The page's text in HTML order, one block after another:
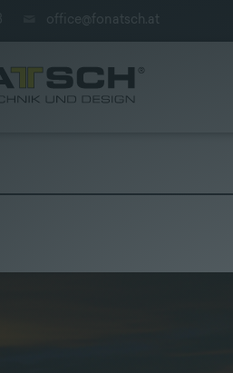
office@fonatsch.at